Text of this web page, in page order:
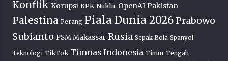
Konflik Korupsi KPK Nuklir OpenAI Pakistan
Palestina Perang Piala Dunia 2026Prabowo
Subianto PSM Makassar Rusia Sepak Bola Spanyol
Teknologi TikTok Timnas Indonesia Timur Tengah